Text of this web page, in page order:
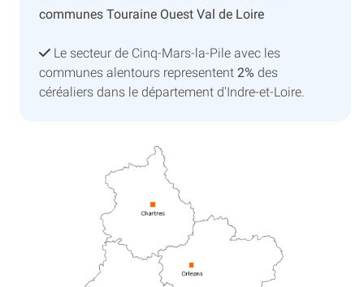
communes Touraine Ouest Val de Loire
Le secteur de Cinq-Mars-la-Pile avec les
communes alentours representent 2% des
céréaliers dans le département d'Indre-et-Loire.